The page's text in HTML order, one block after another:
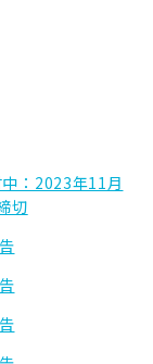
：2023年11月
切